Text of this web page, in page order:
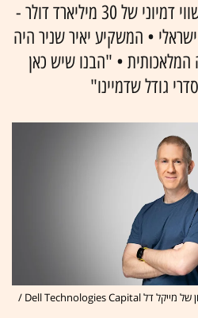
השבוע מיליארד דולר לפי שווי דמיוני של 30 מיליארד דולר -
• המשקיע יאיר שניר היה
• "הבנו שיש כאן
גודל שדמיינו"
יאיר שניר, שותף מנהל בקרן ההון סיכון של מייקל דל Dell Technologies Capital /